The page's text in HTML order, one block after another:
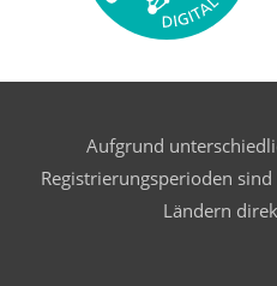
Aufgrund
Registrierungsperioden
Ländern